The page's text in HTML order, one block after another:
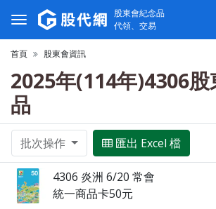
股東會紀念品
代領、交易
首頁 股東會資訊
2025年(114年)4306
品
批次操作 匯出 Excel 檔
4306 炎洲 6/20 常會
統一商品卡50元